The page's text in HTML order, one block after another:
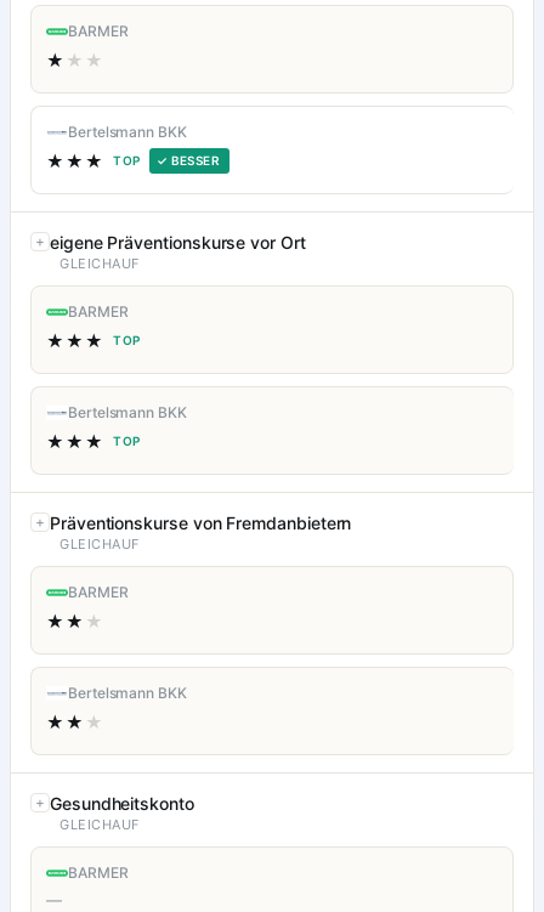
BARMER
★ ★★
Bertelsmann BKK
★★★ TOP ✓ BESSER
eigene Präventionskurse vor Ort
GLEICHAUF
BARMER
★★★ TOP
Bertelsmann BKK
★★★ TOP
Präventionskurse von Fremdanbietern
GLEICHAUF
BARMER
★★ ★
Bertelsmann BKK
★★ ★
Gesundheitskonto
GLEICHAUF
BARMER
—